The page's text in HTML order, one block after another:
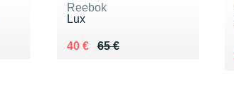
Reebok
Lux
65 €
Au lieu de 65 €
40 €
Vendu 40 €